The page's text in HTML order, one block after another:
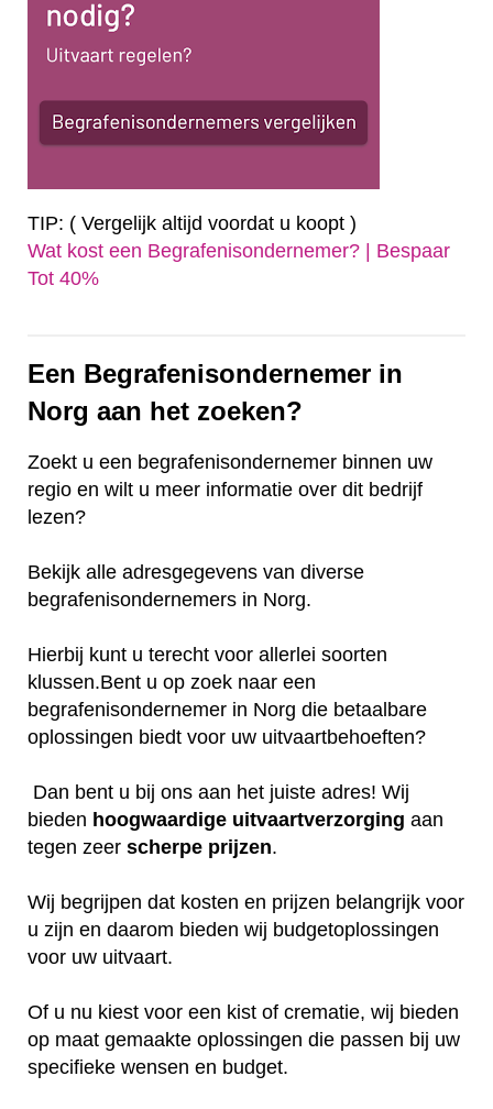
TIP: ( Vergelijk altijd voordat u koopt )
Wat kost een Begrafenisondernemer? | Bespaar
Tot 40%‎
Een Begrafenisondernemer in
Norg aan het zoeken?
Zoekt u een begrafenisondernemer binnen uw
regio en wilt u meer informatie over dit bedrijf
lezen?
Bekijk alle adresgegevens van diverse
begrafenisondernemers in Norg.
Hierbij kunt u terecht voor allerlei soorten
klussen.Bent u op zoek naar een
begrafenisondernemer in Norg die betaalbare
oplossingen biedt voor uw uitvaartbehoeften?
Dan bent u bij ons aan het juiste adres! Wij
bieden hoogwaardige uitvaartverzorging aan
tegen zeer scherpe prijzen.
Wij begrijpen dat kosten en prijzen belangrijk voor
u zijn en daarom bieden wij budgetoplossingen
voor uw uitvaart.
Of u nu kiest voor een kist of crematie, wij bieden
op maat gemaakte oplossingen die passen bij uw
specifieke wensen en budget.